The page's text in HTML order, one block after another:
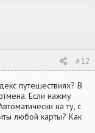
#12
путешествиях? В
Если нажму
на ту, с
любой карты? Как